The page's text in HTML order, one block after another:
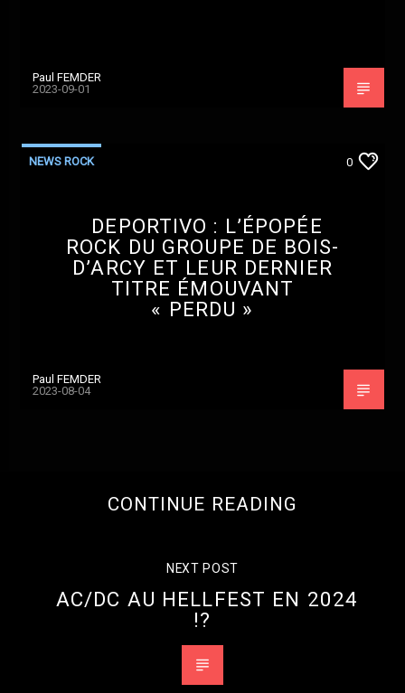
Paul FEMDER
2023-09-01
NEWS ROCK 0
DEPORTIVO : L’ÉPOPÉE
ROCK DU GROUPE DE BOIS-
D’ARCY ET LEUR DERNIER
TITRE ÉMOUVANT
« PERDU »
Paul FEMDER
2023-08-04
CONTINUE READING
NEXT POST
AC/DC AU HELLFEST EN 2024
!?